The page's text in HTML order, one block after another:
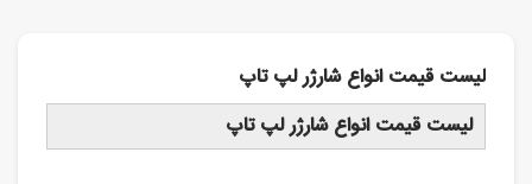
لیست قیمت انواع شارژر لپ تاپ
لیست قیمت انواع شارژر لپ تاپ